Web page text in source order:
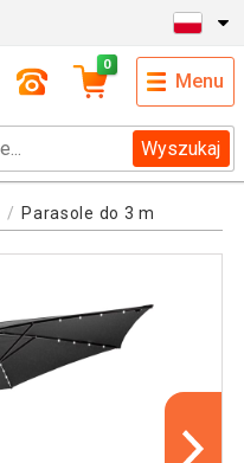
Wyszukaj
0
Menu
Parasole do 3 m